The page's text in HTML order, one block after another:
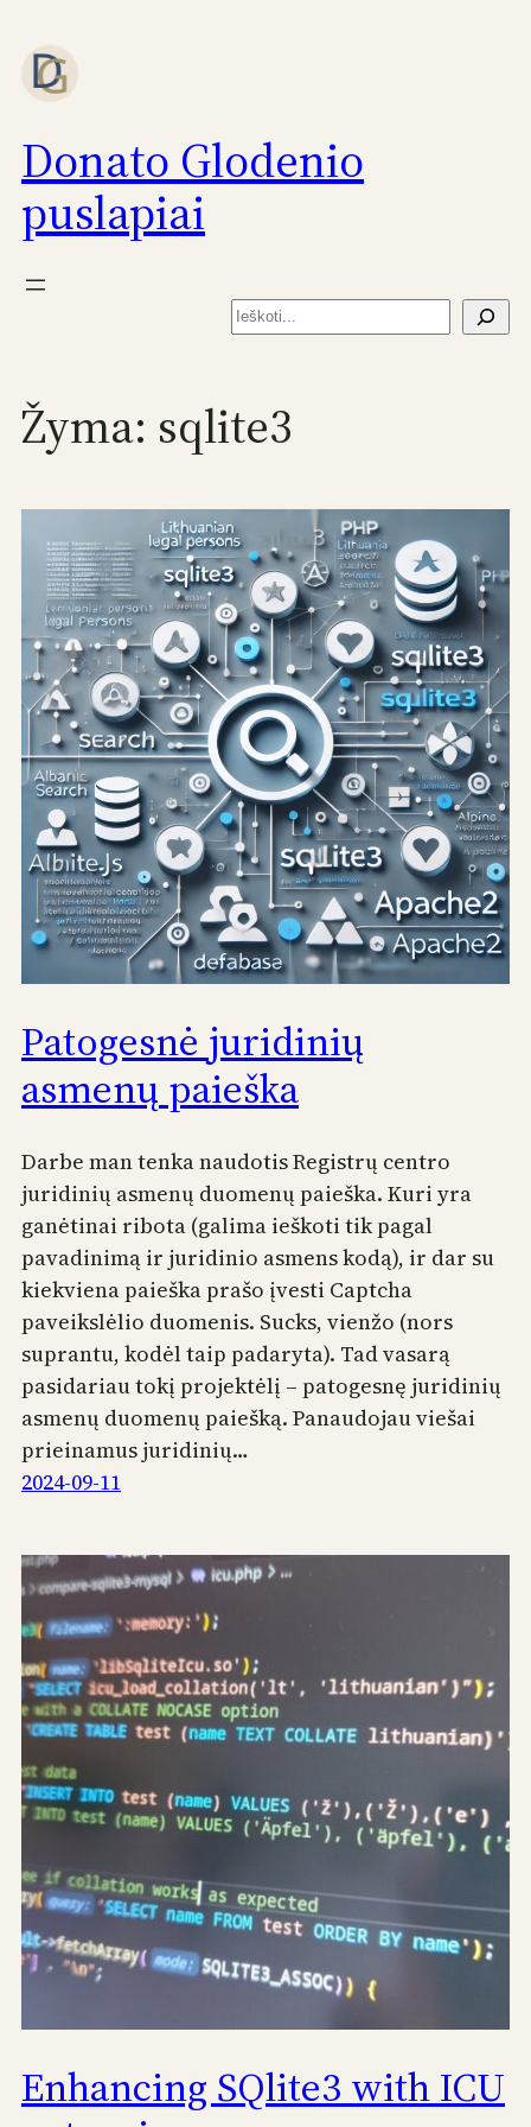
prie
turinio
Donato Glodenio
puslapiai
Paieška
Žyma: sqlite3
Patogesnė juridinių
asmenų paieška
Darbe man tenka naudotis Registrų centro
juridinių asmenų duomenų paieška. Kuri yra
ganėtinai ribota (galima ieškoti tik pagal
pavadinimą ir juridinio asmens kodą), ir dar su
kiekviena paieška prašo įvesti Captcha
paveikslėlio duomenis. Sucks, vienžo (nors
suprantu, kodėl taip padaryta). Tad vasarą
pasidariau tokį projektėlį – patogesnę juridinių
asmenų duomenų paiešką. Panaudojau viešai
prieinamus juridinių…
2024-09-11
Enhancing SQlite3 with ICU